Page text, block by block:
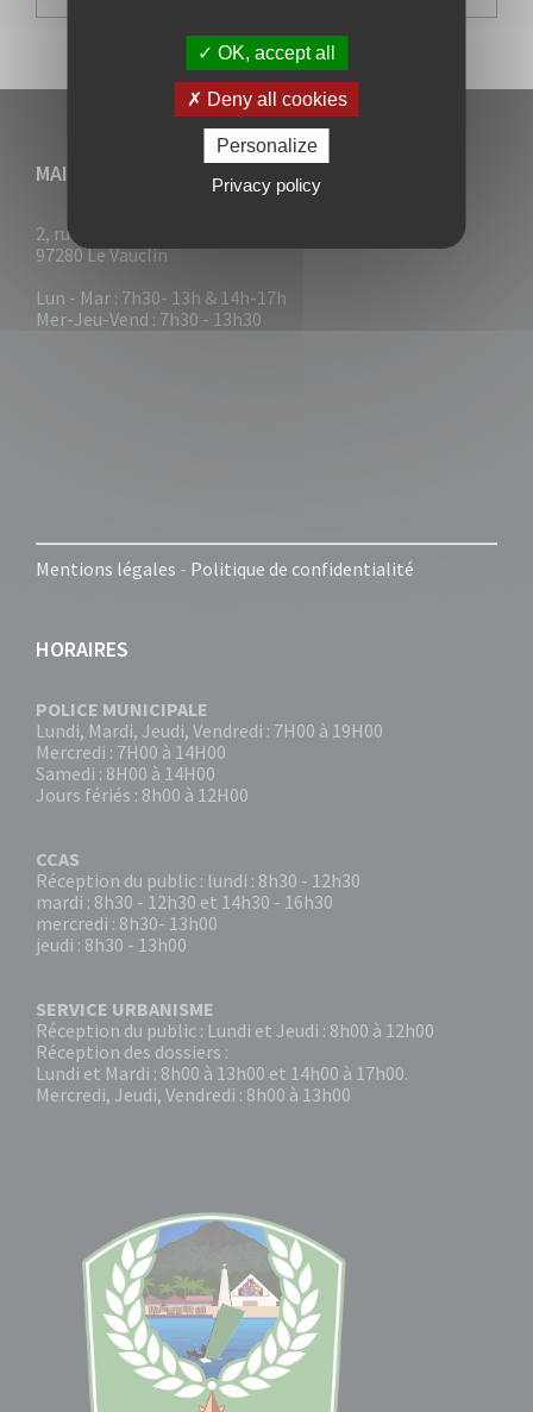
MAIRIE DU VAUCLIN
2, rue Collignon
97280 Le Vauclin
Lun - Mar : 7h30- 13h & 14h-17h
Mer-Jeu-Vend : 7h30 - 13h30
Mentions légales - Politique de confidentialité
HORAIRES
POLICE MUNICIPALE
Lundi, Mardi, Jeudi, Vendredi : 7H00 à 19H00
Mercredi : 7H00 à 14H00
Samedi : 8H00 à 14H00
Jours fériés : 8h00 à 12H00
CCAS
Réception du public : lundi : 8h30 - 12h30
mardi : 8h30 - 12h30 et 14h30 - 16h30
mercredi : 8h30- 13h00
jeudi : 8h30 - 13h00
SERVICE URBANISME
Réception du public : Lundi et Jeudi : 8h00 à 12h00
Réception des dossiers :
Lundi et Mardi : 8h00 à 13h00 et 14h00 à 17h00.
Mercredi, Jeudi, Vendredi : 8h00 à 13h00
OK, accept all
Deny all cookies
Personalize
Privacy policy